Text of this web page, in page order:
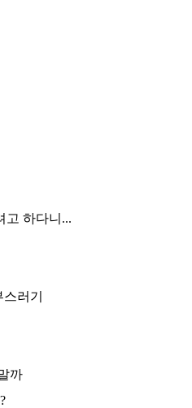
고 하다니...
러기
까